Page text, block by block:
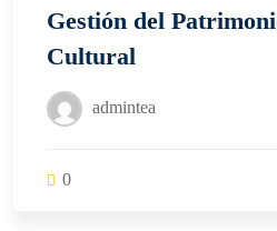
Gestión del
Cultural
admintea
0